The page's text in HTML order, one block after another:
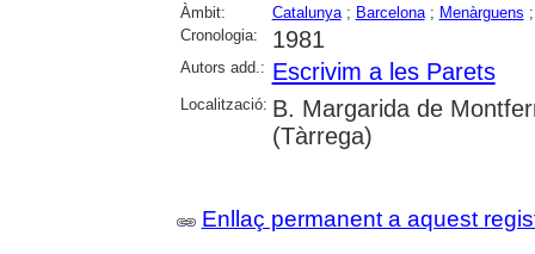
Àmbit: Catalunya; Barcelona; Menàrguens
Cronologia:
1981
Autors add.: Escrivim a les Parets
Localització: B. Margarida de
(Tàrrega)
Enllaç permanent a aquest